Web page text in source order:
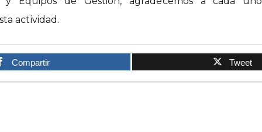
actividad.
Compartir Tweet